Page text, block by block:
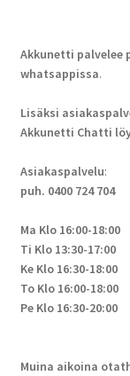
Akkunetti
whatsappissa.
Lisäksi
Akkunetti Chatti
Asiakaspalvelu:
puh. 0400 724 704
Ma Klo 16:00-18:00
Ti Klo 13:30-17:00
Ke Klo 16:30-18:00
To Klo 16:00-18:00
Pe Klo 16:30-20:00
Muina aikoina